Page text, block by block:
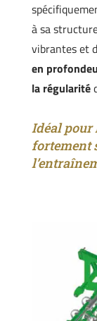
à sa
vibrantes et
en
la régularité
Idéal pour
fortement